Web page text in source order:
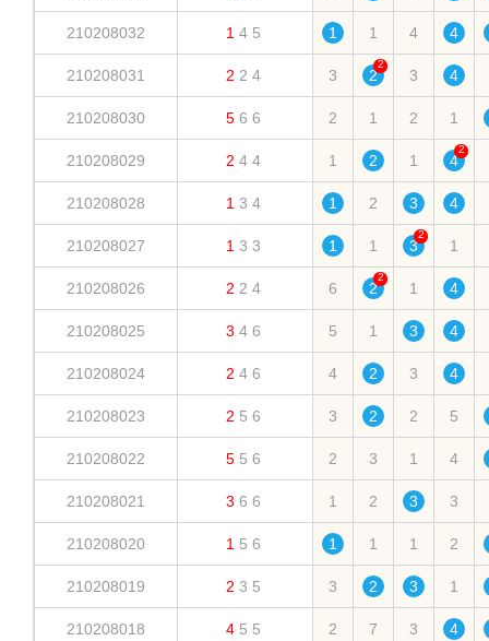
210208032 1 4 5 1 1 4 4
210208031 2 2 4 3 2
2
3 4
210208030 5 6 6 2 1 2 1
210208029 2 4 4 1 2 1 4
2
210208028 1 3 4 1 2 3 4
210208027 1 3 3 1 1 3
2
1
210208026 2 2 4 6 2
2
1 4
210208025 3 4 6 5 1 3 4
210208024 2 4 6 4 2 3 4
210208023 2 5 6 3 2 2 5
210208022 5 5 6 2 3 1 4
210208021 3 6 6 1 2 3 3
210208020 1 5 6 1 1 1 2
210208019 2 3 5 3 2 3 1
210208018 4 5 5 2 7 3 4